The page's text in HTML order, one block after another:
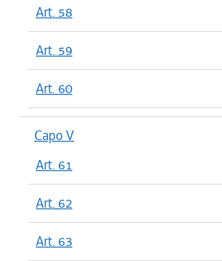
Art. 58
Art. 59
Art. 60
Capo V
Art. 61
Art. 62
Art. 63